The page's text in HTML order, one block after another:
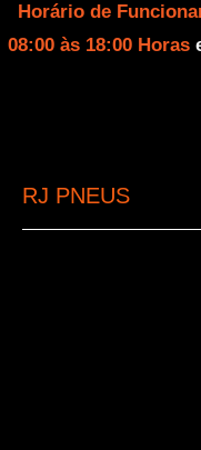
Horário de
08:00 às 18:00 Horas
RJ PNEUS